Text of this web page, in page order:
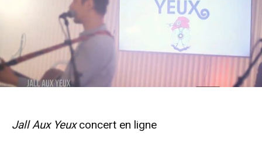
Jall Aux Yeuxconcert en ligne